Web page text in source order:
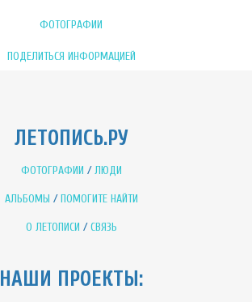
ФОТОГРАФИИ
ПОДЕЛИТЬСЯ ИНФОРМАЦИЕЙ
ЛЕТОПИСЬ.РУ
ФОТОГРАФИИ /ЛЮДИ
АЛЬБОМЫ /ПОМОГИТЕ НАЙТИ
О ЛЕТОПИСИ /СВЯЗЬ
НАШИ ПРОЕКТЫ: